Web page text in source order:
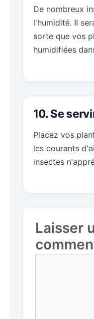
De nombreux
l'humidité. Il
sorte que vos
humidifiées
10. Se
Placez vos
les courants
insectes
Laisser